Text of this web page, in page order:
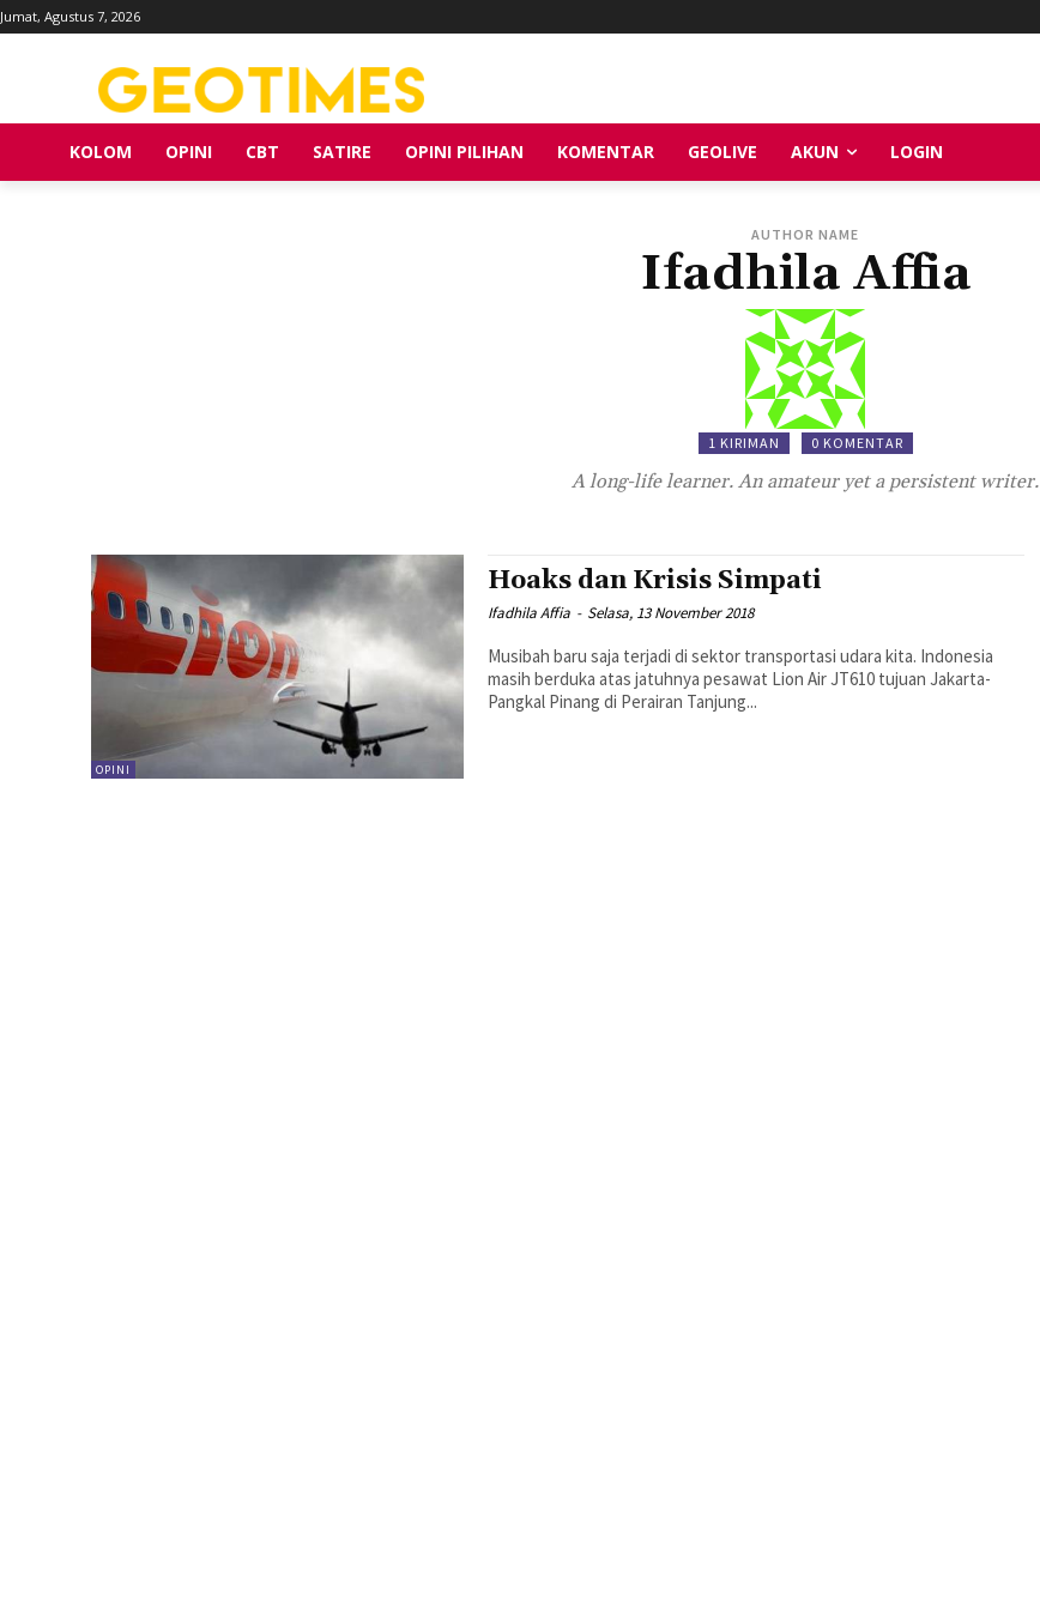
Jumat, Agustus 7, 2026
KOLOM OPINI CBT SATIRE OPINI PILIHAN KOMENTAR GEOLIVE AKUN LOGIN
AUTHOR NAME
Ifadhila Affia
1 KIRIMAN 0 KOMENTAR
A long-life learner. An amateur yet a persistent writer.
OPINI
Hoaks dan Krisis Simpati
Ifadhila Affia - Selasa, 13 November 2018
Musibah baru saja terjadi di sektor transportasi udara kita. Indonesia
masih berduka atas jatuhnya pesawat Lion Air JT610 tujuan Jakarta-
Pangkal Pinang di Perairan Tanjung...